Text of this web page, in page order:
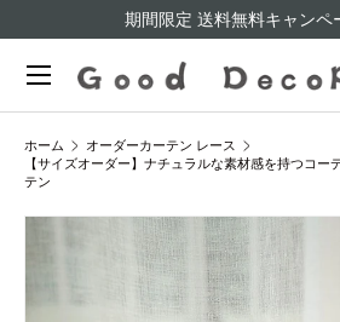
コンテンツへスキップ
期間限定 送料無料キャンペ
検索
ホーム
オーダーカーテン レース
【サイズオーダー】ナチュラルな素材感を持つコー
テン
商品情報にスキップ